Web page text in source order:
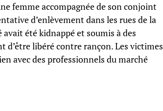
femme accompagnée de son conjoint
d’enlèvement dans les rues de la
été kidnappé et soumis à des
d’être libéré contre rançon. Les victimes
avec des professionnels du marché